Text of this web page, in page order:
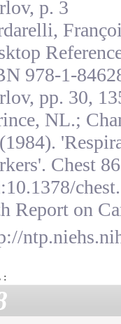
p. 3
978-1-
pp. 30,
NL.;
Chest
Report on
: